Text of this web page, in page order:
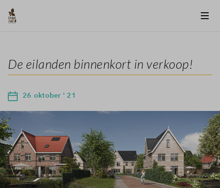
De eilanden binnenkort in verkoop!
26 oktober ' 21